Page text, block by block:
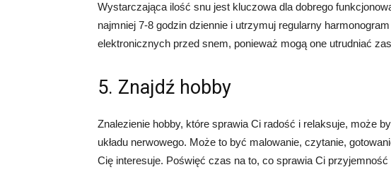
Wystarczająca ilość snu jest kluczowa dla dobrego
najmniej 7-8 godzin dziennie i utrzymuj regularny
elektronicznych przed snem, ponieważ mogą one utrudniać
5. Znajdź hobby
Znalezienie hobby, które sprawia Ci radość i relaksuje, może
układu nerwowego. Może to być malowanie, czytanie,
Cię interesuje. Poświęć czas na to, co sprawia Ci